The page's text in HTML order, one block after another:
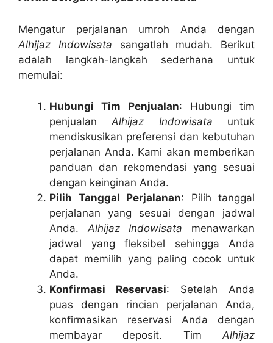
Mengatur perjalanan umroh Anda dengan
Alhijaz Indowisata sangatlah mudah. Berikut
adalah langkah-langkah sederhana untuk
memulai:
Hubungi Tim Penjualan: Hubungi tim
penjualanAlhijaz Indowisata untuk
mendiskusikan preferensi dan kebutuhan
perjalanan Anda. Kami akan memberikan
panduan dan rekomendasi yang sesuai
dengan keinginan Anda.
Pilih Tanggal Perjalanan: Pilih tanggal
perjalanan yang sesuai dengan jadwal
Anda. Alhijaz Indowisata menawarkan
jadwal yang fleksibel sehingga Anda
dapat memilih yang paling cocok untuk
Anda.
Konfirmasi Reservasi: Setelah Anda
puas dengan rincian perjalanan Anda,
konfirmasikan reservasi Anda dengan
membayar deposit. Tim Alhijaz